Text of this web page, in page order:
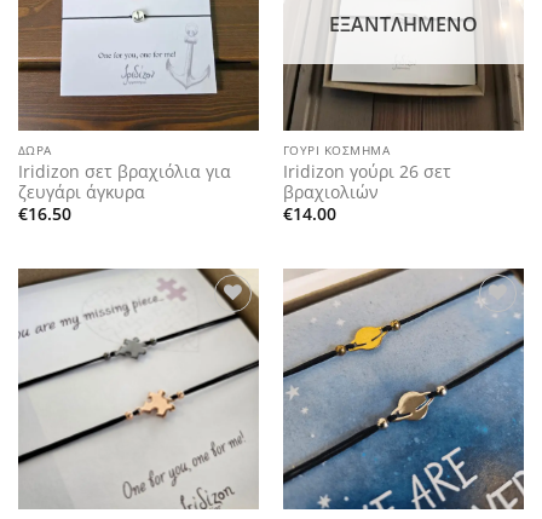
ΔΏΡΑ
Iridizon σετ βραχιόλια για
ζευγάρι άγκυρα
€16.50
ΕΞΑΝΤΛΗΜΈΝΟ
ΓΟΎΡΙ ΚΌΣΜΗΜΑ
Iridizon γούρι 26 σετ
βραχιολιών
€14.00
Add to
Add to
wishlist